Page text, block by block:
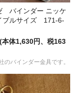
バインダー ニッケ
ルサイズ 171-6-
本体1,630円、税163
のバインダー金具です。